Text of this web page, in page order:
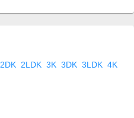
2DK 2LDK 3K 3DK 3LDK 4K